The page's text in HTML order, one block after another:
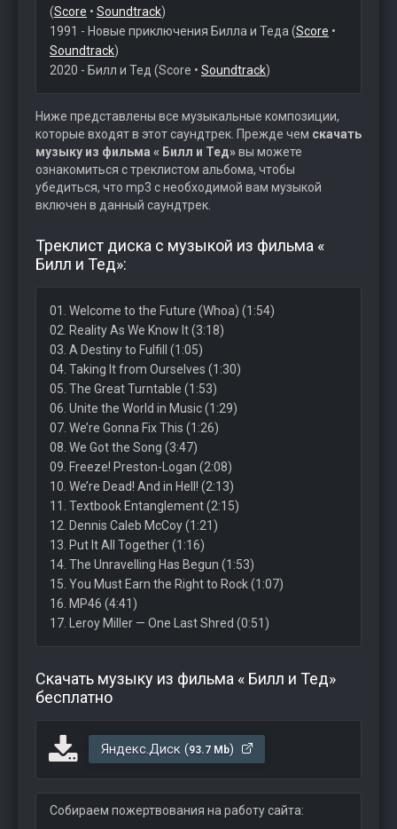
(Score • Soundtrack)
1991 - Новые приключения Билла и Теда (Score •
Soundtrack)
2020 - Билл и Тед (Score • Soundtrack)
Ниже представлены все музыкальные композиции,
которые входят в этот саундтрек. Прежде чем скачать
музыку из фильма « Билл и Тед»вы можете
ознакомиться с треклистом альбома, чтобы
убедиться, что mp3 с необходимой вам музыкой
включен в данный саундтрек.
Треклист диска с музыкой из фильма «
Билл и Тед»:
01. Welcome to the Future (Whoa) (1:54)
02. Reality As We Know It (3:18)
03. A Destiny to Fulfill (1:05)
04. Taking It from Ourselves (1:30)
05. The Great Turntable (1:53)
06. Unite the World in Music (1:29)
07. We’re Gonna Fix This (1:26)
08. We Got the Song (3:47)
09. Freeze! Preston-Logan (2:08)
10. We’re Dead! And in Hell! (2:13)
11. Textbook Entanglement (2:15)
12. Dennis Caleb McCoy (1:21)
13. Put It All Together (1:16)
14. The Unravelling Has Begun (1:53)
15. You Must Earn the Right to Rock (1:07)
16. MP46 (4:41)
17. Leroy Miller — One Last Shred (0:51)
Скачать музыку из фильма « Билл и Тед»
бесплатно
Яндекс.Диск (93.7 Mb)
Собираем пожертвования на работу сайта: